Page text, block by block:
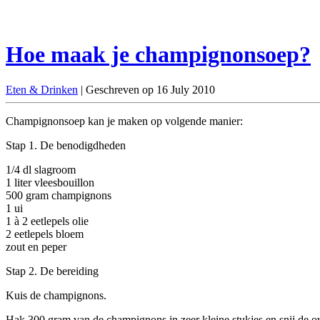
Hoe maak je champignonsoep?
Eten & Drinken | Geschreven op 16 July 2010
Champignonsoep kan je maken op volgende manier:
Stap 1. De benodigdheden
1/4 dl slagroom
1 liter vleesbouillon
500 gram champignons
1 ui
1 à 2 eetlepels olie
2 eetlepels bloem
zout en peper
Stap 2. De bereiding
Kuis de champignons.